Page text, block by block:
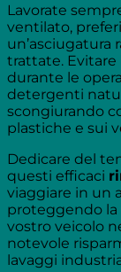
Lavorate
ventilato,
un’asciugatura
trattate. Evitare
durante le
detergenti
scongiurando
plastiche e sui
Dedicare del
questi efficaci
viaggiare in un
proteggendo la
vostro veicolo
notevole
lavaggi